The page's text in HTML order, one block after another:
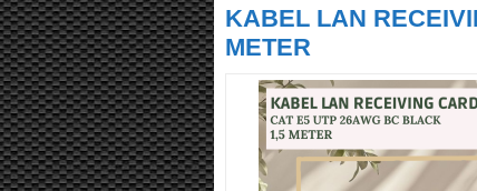
KABEL LAN
METER